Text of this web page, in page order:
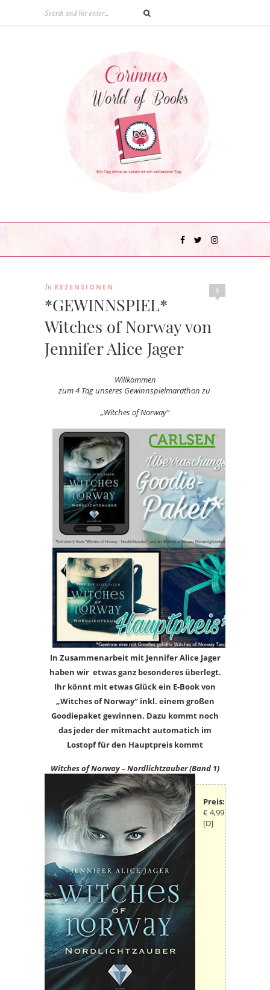
8
In REZENSIONEN
*GEWINNSPIEL*
Witches of Norway von
Jennifer Alice Jager
Willkommen
zum 4 Tag unseres Gewinnspielmarathon zu
„Witches of Norway“
In Zusammenarbeit mit Jennifer Alice Jager
haben wir etwas ganz besonderes überlegt.
Ihr könnt mit etwas Glück ein E-Book von
„Witches of Norway“ inkl. einem großen
Goodiepaket gewinnen. Dazu kommt noch
das jeder der mitmacht automatich im
Lostopf für den Hauptpreis kommt
Witches of Norway – Nordlichtzauber (Band 1)
Preis:
€ 4,99
[D]